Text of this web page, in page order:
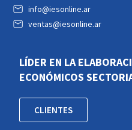
info@iesonline.ar
ventas@iesonline.ar
LÍDER EN LA
ECONÓMICOS
CLIENTES